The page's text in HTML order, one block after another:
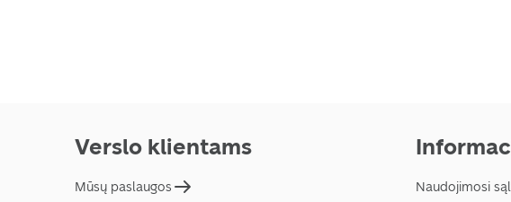
Verslo klientams
Mūsų paslaugos
Naudojimosi